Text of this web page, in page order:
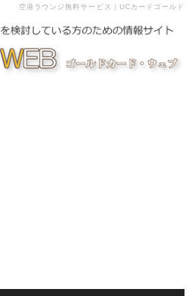
空港ラウンジ無料サービス｜UCカードゴールド